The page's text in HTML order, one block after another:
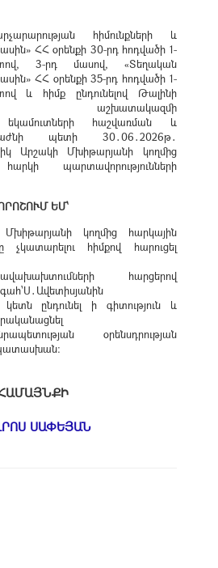
հիմունքների և
ՀՀ օրենքի 30-րդ հոդվածի 1-
3-րդ մասով, «Տեղական
ՀՀ օրենքի 35-րդ հոդվածի 1-
և հիմք ընդունելով Թալինի
աշխատակազմի
եկամուտների հաշվառման և
պետի 30․06․2026թ․
Արշակի Մխիթարյանի կողմից
պարտավորությունների
ԵՄ՝
Մխիթարյանի կողմից հարկային
չկատարելու հիմքով հարուցել
հարցերով
կետն ընդունել ի գիտություն և
օրենսդրության
ՍԱՓԵՅԱՆ